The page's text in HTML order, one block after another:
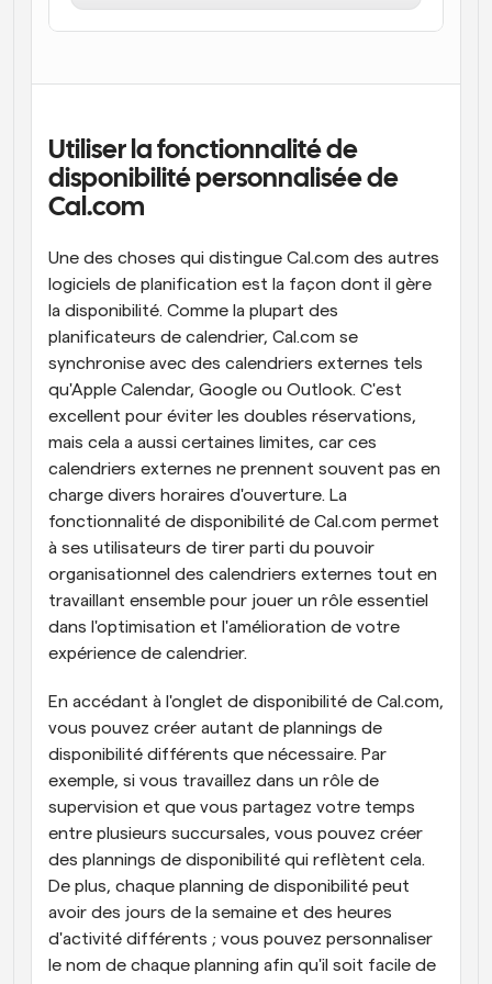
Programmation surpuissante avec des appels
alimentés par l'IA
Flux de travail
jour
Réunions instantanées
Rencontrez des clients en quelques minutes
Liens de groupe dynamique
Réservez facilement des réunions avec plusieurs
personnes
Soyez informé lorsque quelque chose se passe
Utiliser la fonctionnalité de
disponibilité personnalisée de
Cal.com
Une des choses qui distingue Cal.com des autres
logiciels de planification est la façon dont il gère
la disponibilité. Comme la plupart des
planificateurs de calendrier, Cal.com se
synchronise avec des calendriers externes tels
qu'Apple Calendar, Google ou Outlook. C'est
excellent pour éviter les doubles réservations,
mais cela a aussi certaines limites, car ces
calendriers externes ne prennent souvent pas en
charge divers horaires d'ouverture. La
fonctionnalité de disponibilité de Cal.com permet
à ses utilisateurs de tirer parti du pouvoir
organisationnel des calendriers externes tout en
travaillant ensemble pour jouer un rôle essentiel
dans l'optimisation et l'amélioration de votre
expérience de calendrier.
En accédant à l'onglet de disponibilité de Cal.com,
vous pouvez créer autant de plannings de
disponibilité différents que nécessaire. Par
exemple, si vous travaillez dans un rôle de
supervision et que vous partagez votre temps
entre plusieurs succursales, vous pouvez créer
des plannings de disponibilité qui reflètent cela.
De plus, chaque planning de disponibilité peut
avoir des jours de la semaine et des heures
d'activité différents ; vous pouvez personnaliser
le nom de chaque planning afin qu'il soit facile de